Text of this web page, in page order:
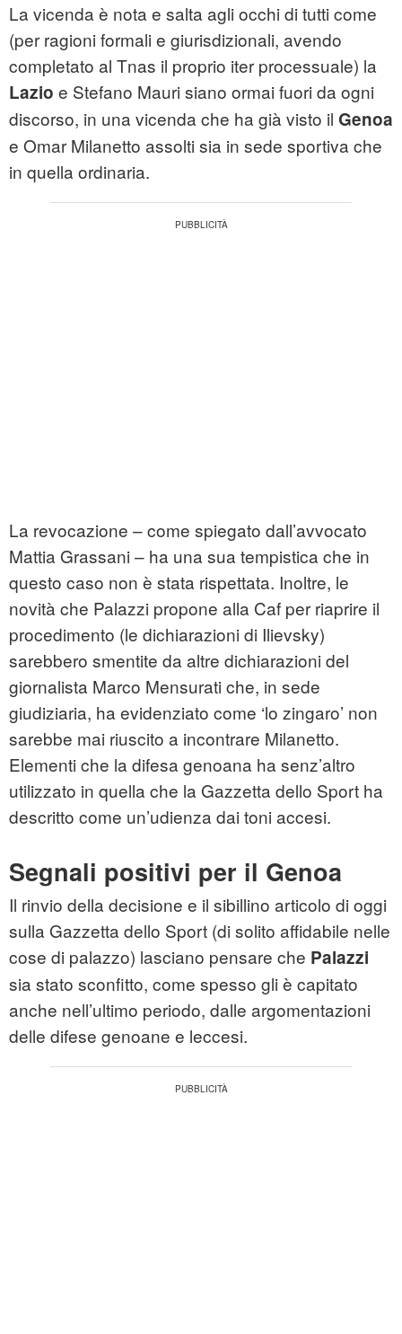
La vicenda è nota e salta agli occhi di tutti come
(per ragioni formali e giurisdizionali, avendo
completato al Tnas il proprio iter processuale) la
Lazio e Stefano Mauri siano ormai fuori da ogni
discorso, in una vicenda che ha già visto il Genoa
e Omar Milanetto assolti sia in sede sportiva che
in quella ordinaria.
La revocazione – come spiegato dall’avvocato
Mattia Grassani – ha una sua tempistica che in
questo caso non è stata rispettata. Inoltre, le
novità che Palazzi propone alla Caf per riaprire il
procedimento (le dichiarazioni di Ilievsky)
sarebbero smentite da altre dichiarazioni del
giornalista Marco Mensurati che, in sede
giudiziaria, ha evidenziato come ‘lo zingaro’ non
sarebbe mai riuscito a incontrare Milanetto.
Elementi che la difesa genoana ha senz’altro
utilizzato in quella che la Gazzetta dello Sport ha
descritto come un’udienza dai toni accesi.
Segnali positivi per il Genoa
Il rinvio della decisione e il sibillino articolo di oggi
sulla Gazzetta dello Sport (di solito affidabile nelle
cose di palazzo) lasciano pensare che Palazzi
sia stato sconfitto, come spesso gli è capitato
anche nell’ultimo periodo, dalle argomentazioni
delle difese genoane e leccesi.